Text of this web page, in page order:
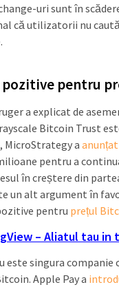
uri sunt în
că utilizatorii nu
pozitive pentru
a explicat de
Bitcoin Trust
MicroStrategy a anunțat
pentru a
în creștere din
un alt argument în
pentru prețul
– Aliatul tau in
este singura companie
Apple Pay a